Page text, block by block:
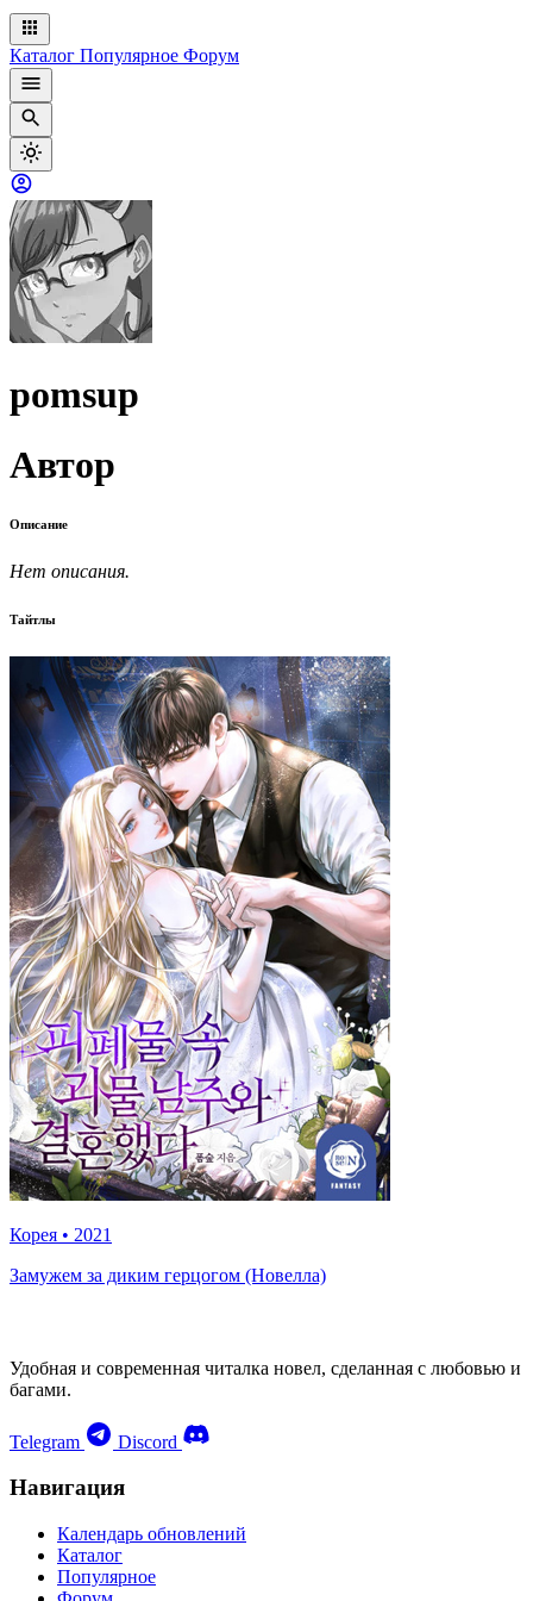
Каталог Популярное Форум
pomsup
Автор
Описание
Нет описания.
Тайтлы
Корея • 2021
Замужем за диким герцогом (Новелла)
Удобная и современная читалка новел, сделанная с любовью и
багами.
Telegram Discord
Навигация
Календарь обновлений
Каталог
Популярное